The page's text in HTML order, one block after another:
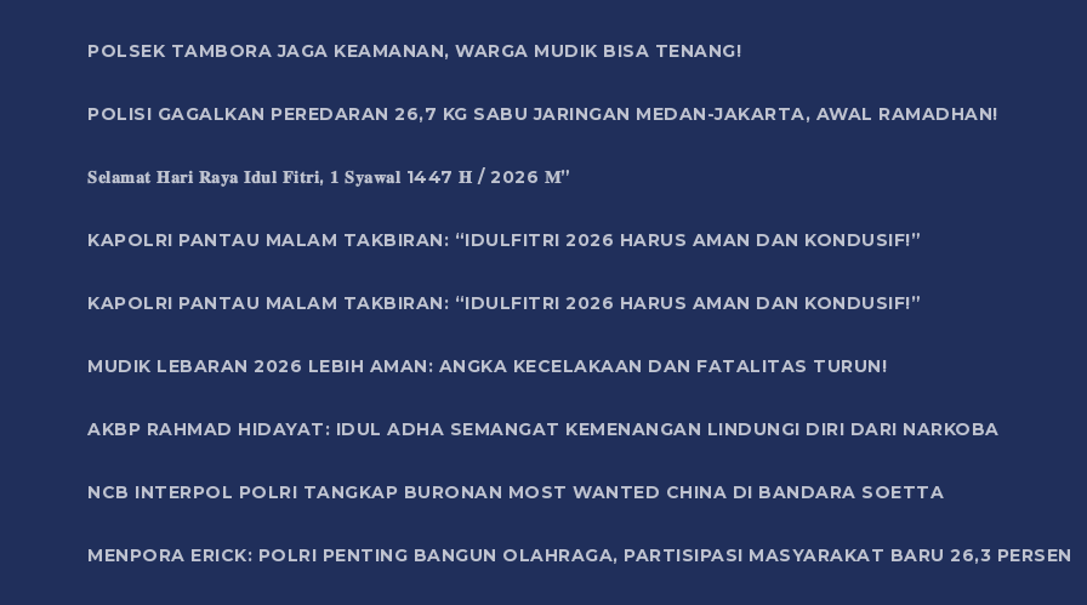
POLSEK TAMBORA JAGA KEAMANAN, WARGA MUDIK BISA TENANG!
POLISI GAGALKAN PEREDARAN 26,7 KG SABU JARINGAN MEDAN-JAKARTA, AWAL RAMADHAN!
𝐒𝐞𝐥𝐚𝐦𝐚𝐭 𝐇𝐚𝐫𝐢 𝐑𝐚𝐲𝐚 𝐈𝐝𝐮𝐥 𝐅𝐢𝐭𝐫𝐢, 𝟏 𝐒𝐲𝐚𝐰𝐚𝐥 1447 𝐇 / 2026 𝐌”
KAPOLRI PANTAU MALAM TAKBIRAN: “IDULFITRI 2026 HARUS AMAN DAN KONDUSIF!”
KAPOLRI PANTAU MALAM TAKBIRAN: “IDULFITRI 2026 HARUS AMAN DAN KONDUSIF!”
MUDIK LEBARAN 2026 LEBIH AMAN: ANGKA KECELAKAAN DAN FATALITAS TURUN!
AKBP RAHMAD HIDAYAT: IDUL ADHA SEMANGAT KEMENANGAN LINDUNGI DIRI DARI NARKOBA
NCB INTERPOL POLRI TANGKAP BURONAN MOST WANTED CHINA DI BANDARA SOETTA
MENPORA ERICK: POLRI PENTING BANGUN OLAHRAGA, PARTISIPASI MASYARAKAT BARU 26,3 PERSEN